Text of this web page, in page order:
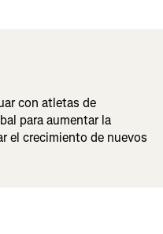
con atletas de
para aumentar la
el crecimiento de nuevos